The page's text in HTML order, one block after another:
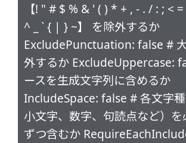
【! " # $ % & ' ( ) * + , - . / : ; <
^ _ ` { | } ~】 を除外するか
ExcludePunctuation: false #
外するか ExcludeUppercase:
ースを生成文字列に含めるか
IncludeSpace: false # 各文字種
小文字、数字、句読点など）
ずつ含むか